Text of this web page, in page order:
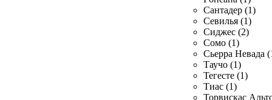
Сантадер (1)
Севилья (1)
Сиджес (2)
Сомо (1)
Сьерра Невада
Таучо (1)
Тегесте (1)
Тиас (1)
Торвискас